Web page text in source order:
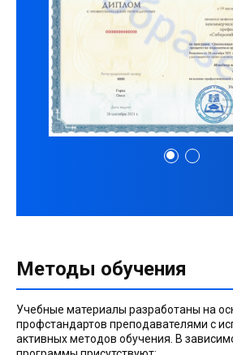
Методы обучения
Учебные материалы разработаны на
профстандартов преподавателями с
активных методов обучения. В